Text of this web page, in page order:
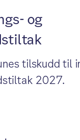
og
tilskudd til
2027.